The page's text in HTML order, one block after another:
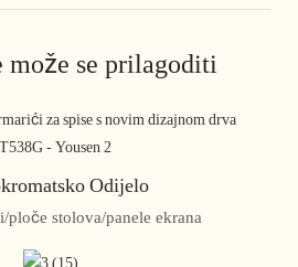
može se prilagoditi
Odijelo
ploče stolova/panele ekrana